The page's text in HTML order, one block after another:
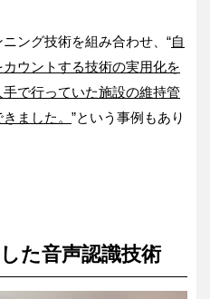
ング技術を組み合わせ、“自
ウントする技術の実用化を
で行っていた施設の維持管
ました。 ”という事例もあり
た音声認識技術